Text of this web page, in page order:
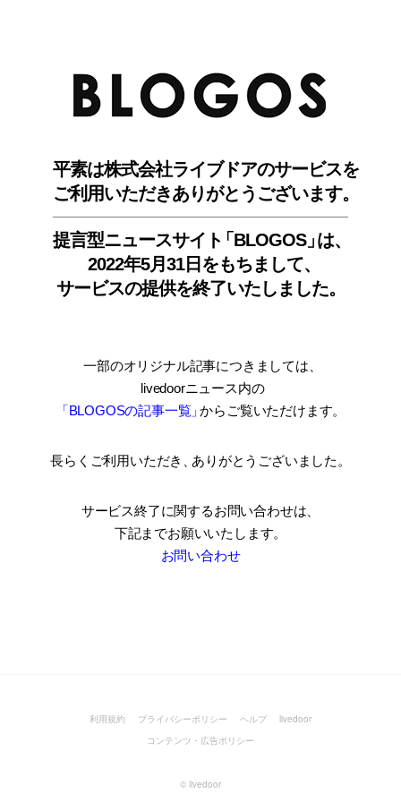
平素は株式会社ライブドアのサービスを
ご利用いただきありがとうございます。
提言型ニュースサイ ト「BLOGOS」は、
2022年5月31日をもちまして、
サービスの提供を終了いたしました。
一部のオリジナル記事につきましては
livedoorニュース内の
「BLOGOSの記事一覧」からご覧いただけます。
長らくご利用いただき ありがとうございました。
サービス終了に関するお問い合わせは、
下記までお願いいたします。
お問い合わせ
利用規約 プライバシーポリシー ヘルプ
livedoor
コンテンツ・広告ポリシー
© livedoor